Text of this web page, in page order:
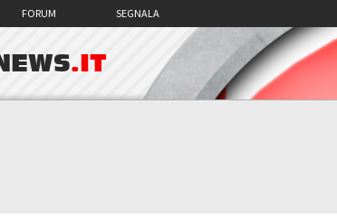
FORUM SEGNALA
.IT